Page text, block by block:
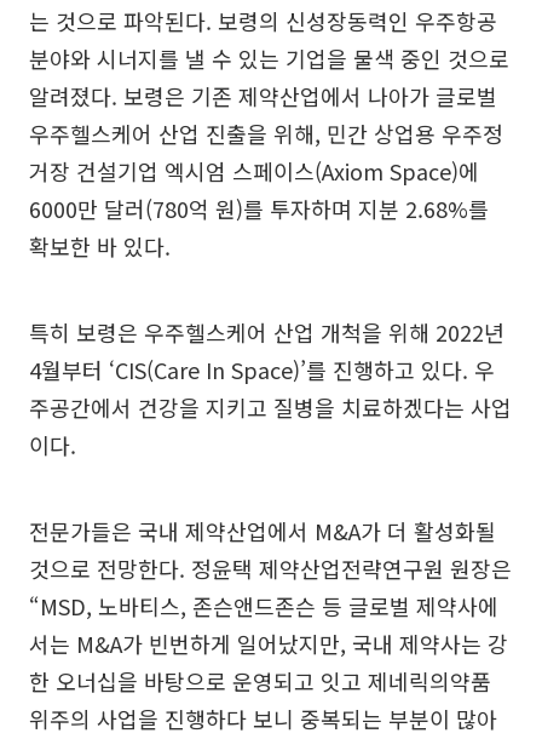
는 것으로 파악된다. 보령의 신성장동력인 우주항공
분야와 시너지를 낼 수 있는 기업을 물색 중인 것으로
알려졌다. 보령은 기존 제약산업에서 나아가 글로벌
우주헬스케어 산업 진출을 위해, 민간 상업용 우주정
거장 건설기업 엑시엄 스페이스(Axiom Space)에
6000만 달러(780억 원)를 투자하며 지분 2.68%를
확보한 바 있다.
특히 보령은 우주헬스케어 산업 개척을 위해 2022년
4월부터 ‘CIS(Care In Space)’를 진행하고 있다. 우
주공간에서 건강을 지키고 질병을 치료하겠다는 사업
이다.
전문가들은 국내 제약산업에서 M&A가 더 활성화될
것으로 전망한다. 정윤택 제약산업전략연구원 원장은
“MSD, 노바티스, 존슨앤드존슨 등 글로벌 제약사에
서는 M&A가 빈번하게 일어났지만, 국내 제약사는 강
한 오너십을 바탕으로 운영되고 잇고 제네릭의약품
위주의 사업을 진행하다 보니 중복되는 부분이 많아